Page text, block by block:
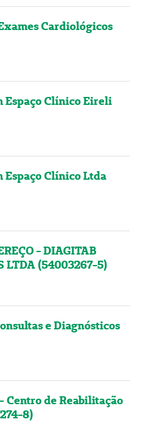
Cardiológicos
Espaço Clínico Eireli
Clínico Ltda
- DIAGITAB
LTDA (54003267-5)
e Diagnósticos
Centro de Reabilitação
8)